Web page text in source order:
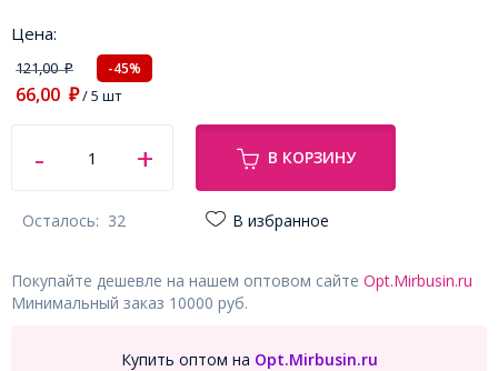
Цена:
121,00₽ -45%
66,00 ₽/ 5 шт
В КОРЗИНУ
Осталось: 32 В избранное
Покупайте дешевле на нашем оптовом сайте Opt.Mirbusin.ru
Минимальный заказ 10000 руб.
Купить оптом на Opt.Mirbusin.ru